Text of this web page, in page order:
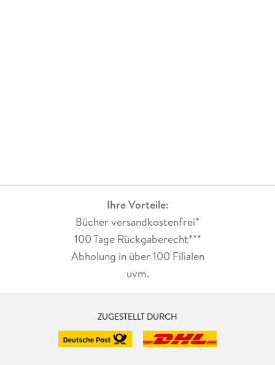
Ihre Vorteile:
Bücher versandkostenfrei*
100 Tage Rückgaberecht***
Abholung in über 100 Filialen
uvm.
ZUGESTELLT DURCH